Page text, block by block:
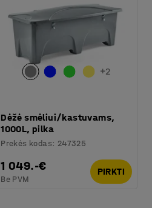
+2
Dėžė smėliui/kastuvams,
1000L, pilka
Prekės kodas: 247325
1 049.-€
Be PVM
PIRKTI